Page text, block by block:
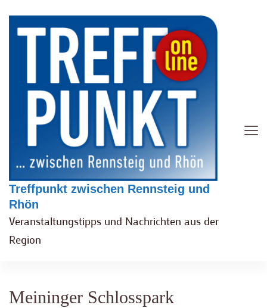
Treffpunkt zwischen Rennsteig und
Rhön
Veranstaltungstipps und Nachrichten aus der
Region
Meininger Schlosspark